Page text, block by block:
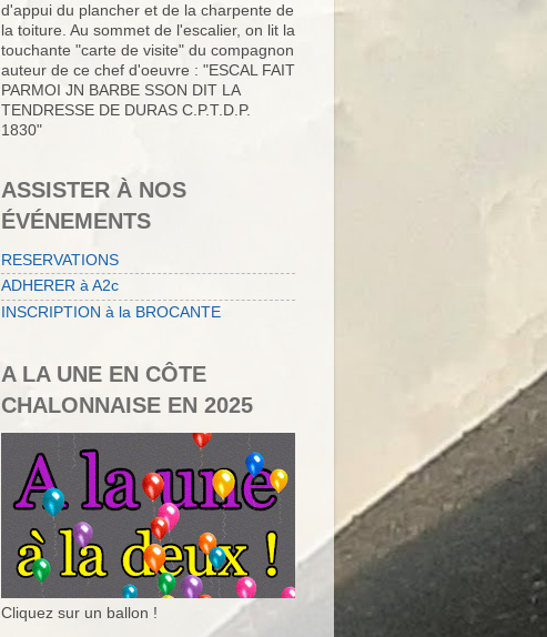
d'appui du plancher et de la charpente de
la toiture. Au sommet de l'escalier, on lit la
touchante "carte de visite" du compagnon
auteur de ce chef d'oeuvre : "ESCAL FAIT
PARMOI JN BARBE SSON DIT LA
TENDRESSE DE DURAS C.P.T.D.P.
1830"
ASSISTER À NOS
ÉVÉNEMENTS
RESERVATIONS
ADHERER à A2c
INSCRIPTION à la BROCANTE
A LA UNE EN CÔTE
CHALONNAISE EN 2025
Cliquez sur un ballon !